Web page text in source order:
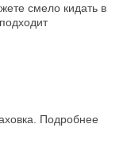
смело кидать в
Подробнее